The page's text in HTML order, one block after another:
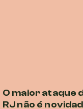
O maior ataque
RJ não é